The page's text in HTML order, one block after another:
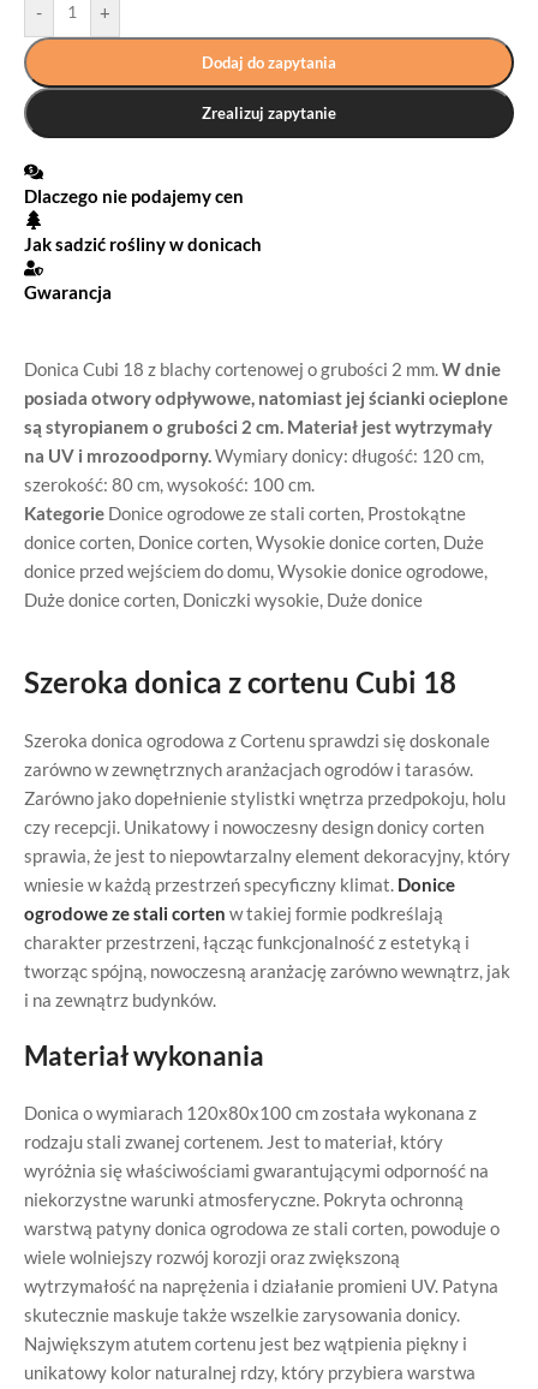
Donica Cubi 18 z blachy cortenowej o grubości 2 mm.W dnie
posiada otwory odpływowe, natomiast jej ścianki ocieplone
są styropianem o grubości 2 cm. Materiał jest wytrzymały
na UV i mrozoodporny.Wymiary donicy: długość: 120 cm,
szerokość: 80 cm, wysokość: 100 cm.
Kategorie Donice ogrodowe ze stali corten, Prostokątne
donice corten, Donice corten,Wysokie donice corten, Duże
donice przed wejściem do domu,Wysokie donice ogrodowe,
Duże donice corten, Doniczki wysokie, Duże donice
Szeroka donica z cortenu Cubi 18
Szeroka donica ogrodowa z Cortenu sprawdzi się doskonale
zarówno w zewnętrznych aranżacjach ogrodów i tarasów.
Zarówno jako dopełnienie stylistki wnętrza przedpokoju, holu
czy recepcji. Unikatowy i nowoczesny design donicy corten
sprawia, że jest to niepowtarzalny element dekoracyjny, który
wniesie w każdą przestrzeń specyficzny klimat. Donice
ogrodowe ze stali corten w takiej formie podkreślają
charakter przestrzeni, łącząc funkcjonalność z estetyką i
tworząc spójną, nowoczesną aranżację zarówno wewnątrz, jak
i na zewnątrz budynków.
Materiał wykonania
Donica o wymiarach 120x80x100 cm została wykonana z
rodzaju stali zwanej cortenem. Jest to materiał, który
wyróżnia się właściwościami gwarantującymi odporność na
niekorzystne warunki atmosferyczne. Pokryta ochronną
warstwą patyny donica ogrodowa ze stali corten, powoduje o
wiele wolniejszy rozwój korozji oraz zwiększoną
wytrzymałość na naprężenia i działanie promieni UV. Patyna
skutecznie maskuje także wszelkie zarysowania donicy.
Największym atutem cortenu jest bez wątpienia piękny i
unikatowy kolor naturalnej rdzy, który przybiera warstwa
- +
Dodaj do zapytania
Zrealizuj zapytanie
Dlaczego nie podajemy cen
Jak sadzić rośliny w donicach
Gwarancja